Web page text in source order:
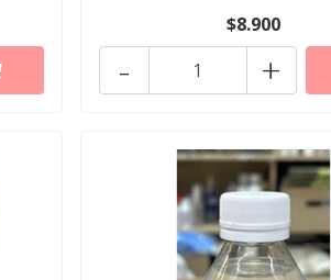
$8.900
+
-